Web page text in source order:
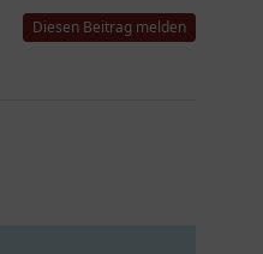
Diesen Beitrag melden